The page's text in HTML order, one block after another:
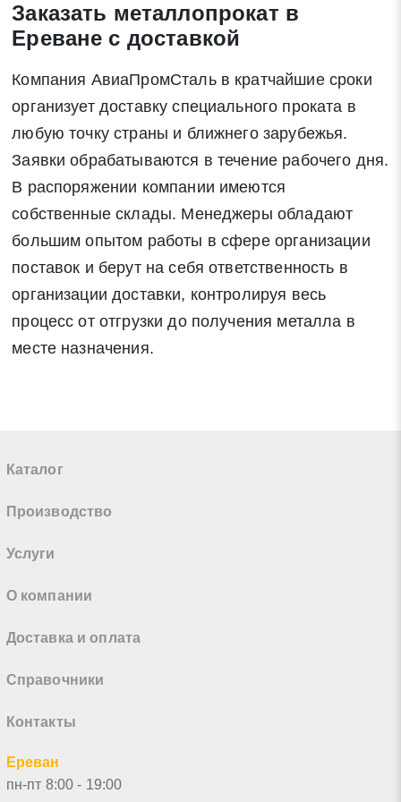
Поиск Закрыть
Заказать металлопрокат в
Ереване с доставкой
Компания АвиаПромСталь в кратчайшие сроки
организует доставку специального проката в
любую точку страны и ближнего зарубежья.
Заявки обрабатываются в течение рабочего дня.
В распоряжении компании имеются
собственные склады. Менеджеры обладают
большим опытом работы в сфере организации
поставок и берут на себя ответственность в
организации доставки, контролируя весь
процесс от отгрузки до получения металла в
месте назначения.
Каталог
Производство
Услуги
О компании
Доставка и оплата
Справочники
Контакты
Ереван
пн-пт 8:00 - 19:00
Отправить заявку
Нажимая на кнопку «Отправить заявку» Вы даете согласие
статьей 9 Федерального закона от 27 июля 2006 г. N 152-ФЗ
«О персональных данных», а также соглашаетесь на